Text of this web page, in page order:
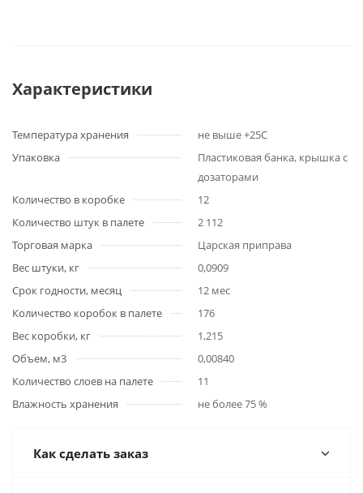
Характеристики
Температура хранения
не выше +25С
Упаковка
Пластиковая банка, крышка с
дозаторами
Количество в коробке
12
Количество штук в палете
2 112
Торговая марка
Царская приправа
Вес штуки, кг
0,0909
Срок годности, месяц
12 мес
Количество коробок в палете
176
Вес коробки, кг
1,215
Объем, м3
0,00840
Количество слоев на палете
11
Влажность хранения
не более 75 %
Как сделать заказ